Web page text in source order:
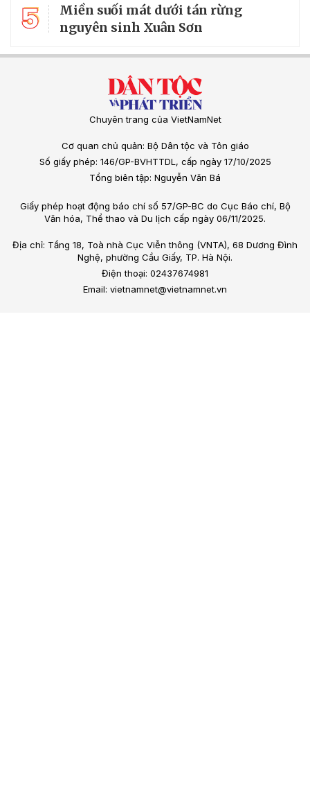
5
Miền suối mát dưới tán rừng
nguyên sinh Xuân Sơn
Chuyên trang của VietNamNet
Cơ quan chủ quản: Bộ Dân tộc và Tôn giáo
Số giấy phép: 146/GP-BVHTTDL, cấp ngày 17/10/2025
Tổng biên tập: Nguyễn Văn Bá
Giấy phép hoạt động báo chí số 57/GP-BC do Cục Báo chí, Bộ
Văn hóa, Thể thao và Du lịch cấp ngày 06/11/2025.
Địa chỉ: Tầng 18, Toà nhà Cục Viễn thông (VNTA), 68 Dương Đình
Nghệ, phường Cầu Giấy, TP. Hà Nội.
Điện thoại: 02437674981
Email: vietnamnet@vietnamnet.vn